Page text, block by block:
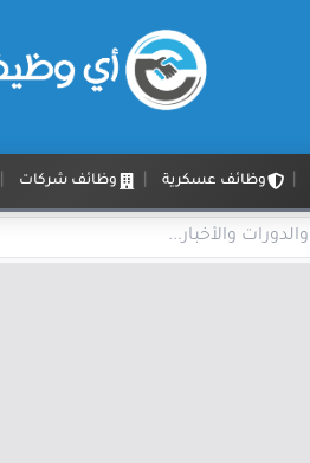
وظائف عسكرية وظائف شركات